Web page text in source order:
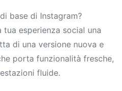
base di Instagram?
tua esperienza social una
di una versione nuova e
porta funzionalità fresche,
fluide.